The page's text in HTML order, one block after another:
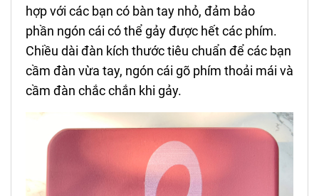
hợp với các bạn có bàn tay nhỏ, đảm bảo
phần ngón cái có thể gảy được hết các phím.
Chiều dài đàn kích thước tiêu chuẩn để các bạn
cầm đàn vừa tay, ngón cái gõ phím thoải mái và
cầm đàn chắc chắn khi gảy.